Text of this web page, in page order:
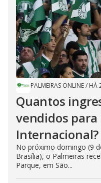
PALMEIRAS ONLINE/ HÁ
Quantos
vendidos para
No próximo domingo (9
Brasília), o Palmeiras
Parque, em São...